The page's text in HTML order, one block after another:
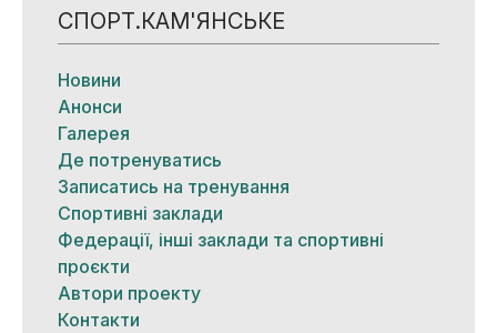
СПОРТ.КАМ'ЯНСЬКЕ
Новини
Анонси
Галерея
Де потренуватись
Записатись на тренування
Спортивні заклади
Федерації, інші заклади та спортивні
проєкти
Автори проекту
Контакти